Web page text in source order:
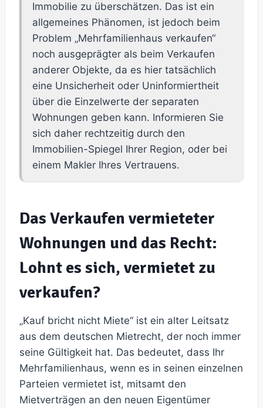
Immobilie zu überschätzen. Das ist ein
allgemeines Phänomen, ist jedoch beim
Problem „Mehrfamilienhaus verkaufen“
noch ausgeprägter als beim Verkaufen
anderer Objekte, da es hier tatsächlich
eine Unsicherheit oder Uninformiertheit
über die Einzelwerte der separaten
Wohnungen geben kann. Informieren Sie
sich daher rechtzeitig durch den
Immobilien-Spiegel Ihrer Region, oder bei
einem Makler Ihres Vertrauens.
Das Verkaufen vermieteter
Wohnungen und das Recht:
Lohnt es sich, vermietet zu
verkaufen?
„Kauf bricht nicht Miete“ ist ein alter Leitsatz
aus dem deutschen Mietrecht, der noch immer
seine Gültigkeit hat. Das bedeutet, dass Ihr
Mehrfamilienhaus, wenn es in seinen einzelnen
Parteien vermietet ist, mitsamt den
Mietverträgen an den neuen Eigentümer